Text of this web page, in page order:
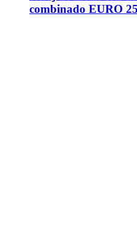
combinado EURO